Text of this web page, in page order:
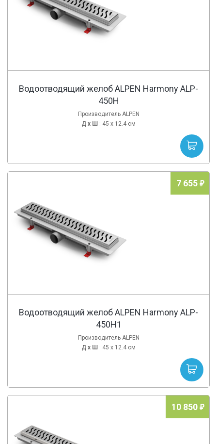
Водоотводящий желоб ALPEN Harmony ALP-
450H
Производитель ALPEN
Д х Ш : 45 x 12.4 см
7 655
Водоотводящий желоб ALPEN Harmony ALP-
450H1
Производитель ALPEN
Д х Ш : 45 x 12.4 см
10 850